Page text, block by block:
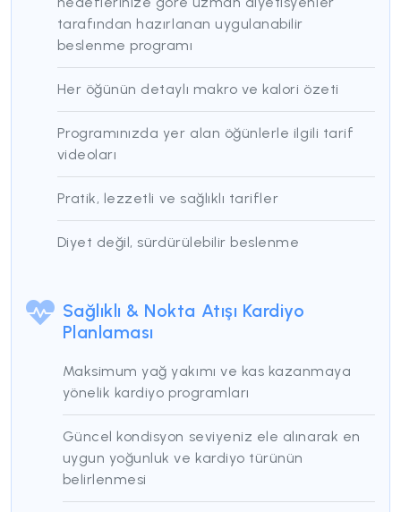
tarafından hazırlanan uygulanabilir
beslenme programı
Her öğünün detaylı makro ve kalori özeti
Programınızda yer alan öğünlerle ilgili tarif
videoları
Pratik, lezzetli ve sağlıklı tarifler
Diyet değil, sürdürülebilir beslenme
Sağlıklı & Nokta Atışı Kardiyo
Planlaması
Maksimum yağ yakımı ve kas kazanmaya
yönelik kardiyo programları
Güncel kondisyon seviyeniz ele alınarak en
uygun yoğunluk ve kardiyo türünün
belirlenmesi